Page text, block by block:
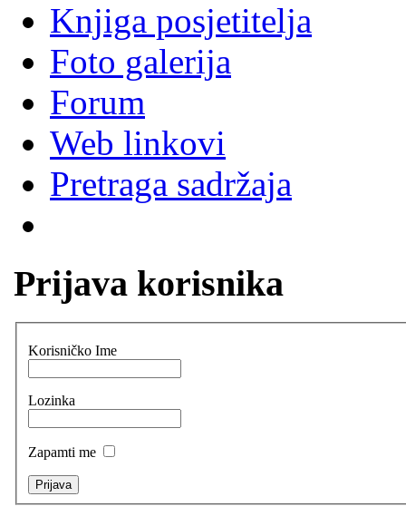
Knjiga posjetitelja
Foto galerija
Forum
Web linkovi
Pretraga sadržaja
Prijava korisnika
Korisničko Ime
Lozinka
Zapamti me